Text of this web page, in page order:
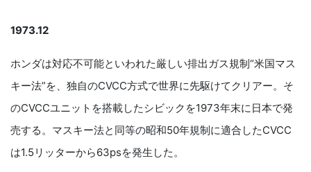
1973.12
ホンダは対応不可能といわれた厳しい排出ガス規制“米国マス
キー法”を、独自のCVCC方式で世界に先駆けてクリアー。そ
のCVCCユニットを搭載したシビックを1973年末に日本で発
売する。マスキー法と同等の昭和50年規制に適合したCVCC
は1.5リッターから63psを発生した。